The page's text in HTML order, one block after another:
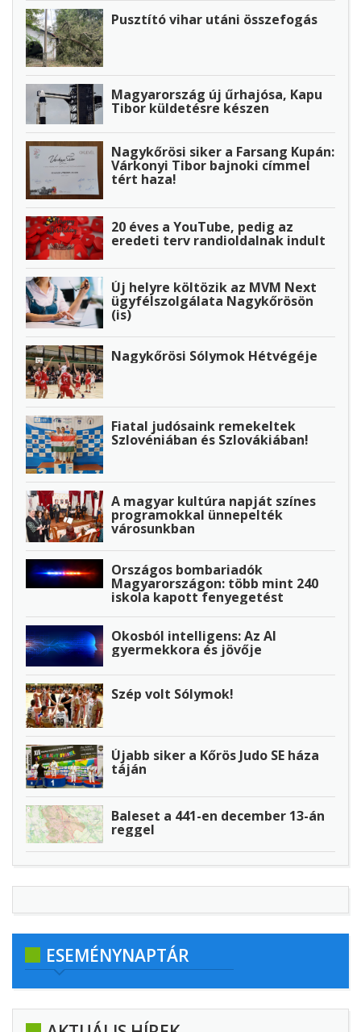
Pusztító vihar utáni összefogás
Magyarország új űrhajósa, Kapu
Tibor küldetésre készen
Nagykőrösi siker a Farsang Kupán:
Várkonyi Tibor bajnoki címmel
tért haza!
20 éves a YouTube, pedig az
eredeti terv randioldalnak indult
Új helyre költözik az MVM Next
ügyfélszolgálata Nagykőrösön
(is)
Nagykőrösi Sólymok Hétvégéje
Fiatal judósaink remekeltek
Szlovéniában és Szlovákiában!
A magyar kultúra napját színes
programokkal ünnepelték
városunkban
Országos bombariadók
Magyarországon: több mint 240
iskola kapott fenyegetést
Okosból intelligens: Az AI
gyermekkora és jövője
Szép volt Sólymok!
Újabb siker a Kőrös Judo SE háza
táján
Baleset a 441-en december 13-án
reggel
ESEMÉNYNAPTÁR